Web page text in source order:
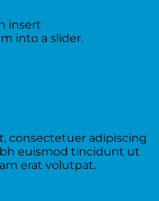
insert
into a slider.
consectetuer adipiscing
euismod tincidunt ut
erat volutpat.